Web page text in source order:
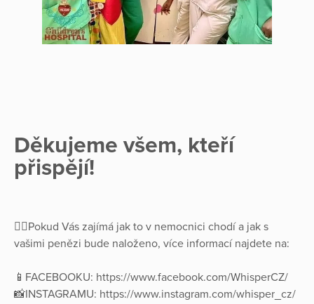
Děkujeme všem, kteří
přispějí!
👉🏻Pokud Vás zajímá jak to v nemocnici chodí a jak s
vašimi penězi bude naloženo, více informací najdete na:
📱FACEBOOKU: https://www.facebook.com/WhisperCZ/
📸INSTAGRAMU: https://www.instagram.com/whisper_cz/